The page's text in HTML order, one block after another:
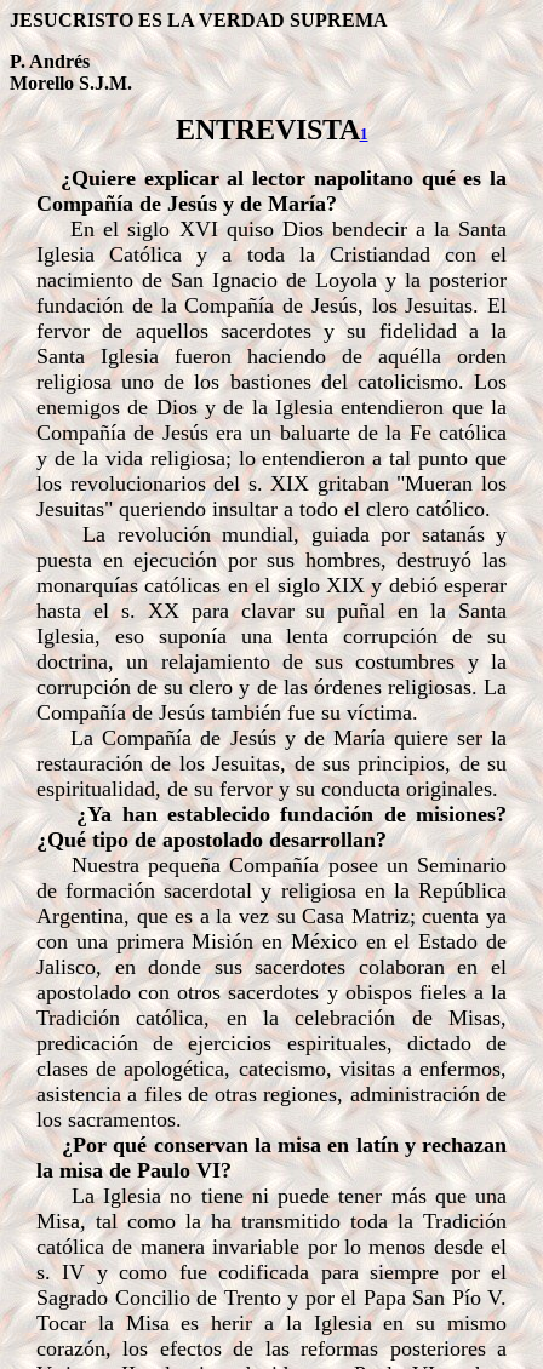
JESUCRISTO ES LA VERDAD SUPREMA
P. Andrés
Morello S.J.M.
ENTREVISTA1
¿Quiere explicar al lector napolitano qué es la
Compañía de Jesús y de María?
En el siglo XVI quiso Dios bendecir a la Santa
Iglesia Católica y a toda la Cristiandad con el
nacimiento de San Ignacio de Loyola y la posterior
fundación de la Compañía de Jesús, los Jesuitas. El
fervor de aquellos sacerdotes y su fidelidad a la
Santa Iglesia fueron haciendo de aquélla orden
religiosa uno de los bastiones del catolicismo. Los
enemigos de Dios y de la Iglesia entendieron que la
Compañía de Jesús era un baluarte de la Fe católica
y de la vida religiosa; lo entendieron a tal punto que
los revolucionarios del s. XIX gritaban "Mueran los
Jesuitas" queriendo insultar a todo el clero católico.
La revolución mundial, guiada por satanás y
puesta en ejecución por sus hombres, destruyó las
monarquías católicas en el siglo XIX y debió esperar
hasta el s. XX para clavar su puñal en la Santa
Iglesia, eso suponía una lenta corrupción de su
doctrina, un relajamiento de sus costumbres y la
corrupción de su clero y de las órdenes religiosas. La
Compañía de Jesús también fue su víctima.
La Compañía de Jesús y de María quiere ser la
restauración de los Jesuitas, de sus principios, de su
espiritualidad, de su fervor y su conducta originales.
¿Ya han establecido fundación de misiones?
¿Qué tipo de apostolado desarrollan?
Nuestra pequeña Compañía posee un Seminario
de formación sacerdotal y religiosa en la República
Argentina, que es a la vez su Casa Matriz; cuenta ya
con una primera Misión en México en el Estado de
Jalisco, en donde sus sacerdotes colaboran en el
apostolado con otros sacerdotes y obispos fieles a la
Tradición católica, en la celebración de Misas,
predicación de ejercicios espirituales, dictado de
clases de apologética, catecismo, visitas a enfermos,
asistencia a files de otras regiones, administración de
los sacramentos.
¿Por qué conservan la misa en latín y rechazan
la misa de Paulo VI?
La Iglesia no tiene ni puede tener más que una
Misa, tal como la ha transmitido toda la Tradición
católica de manera invariable por lo menos desde el
s. IV y como fue codificada para siempre por el
Sagrado Concilio de Trento y por el Papa San Pío V.
Tocar la Misa es herir a la Iglesia en su mismo
corazón, los efectos de las reformas posteriores a